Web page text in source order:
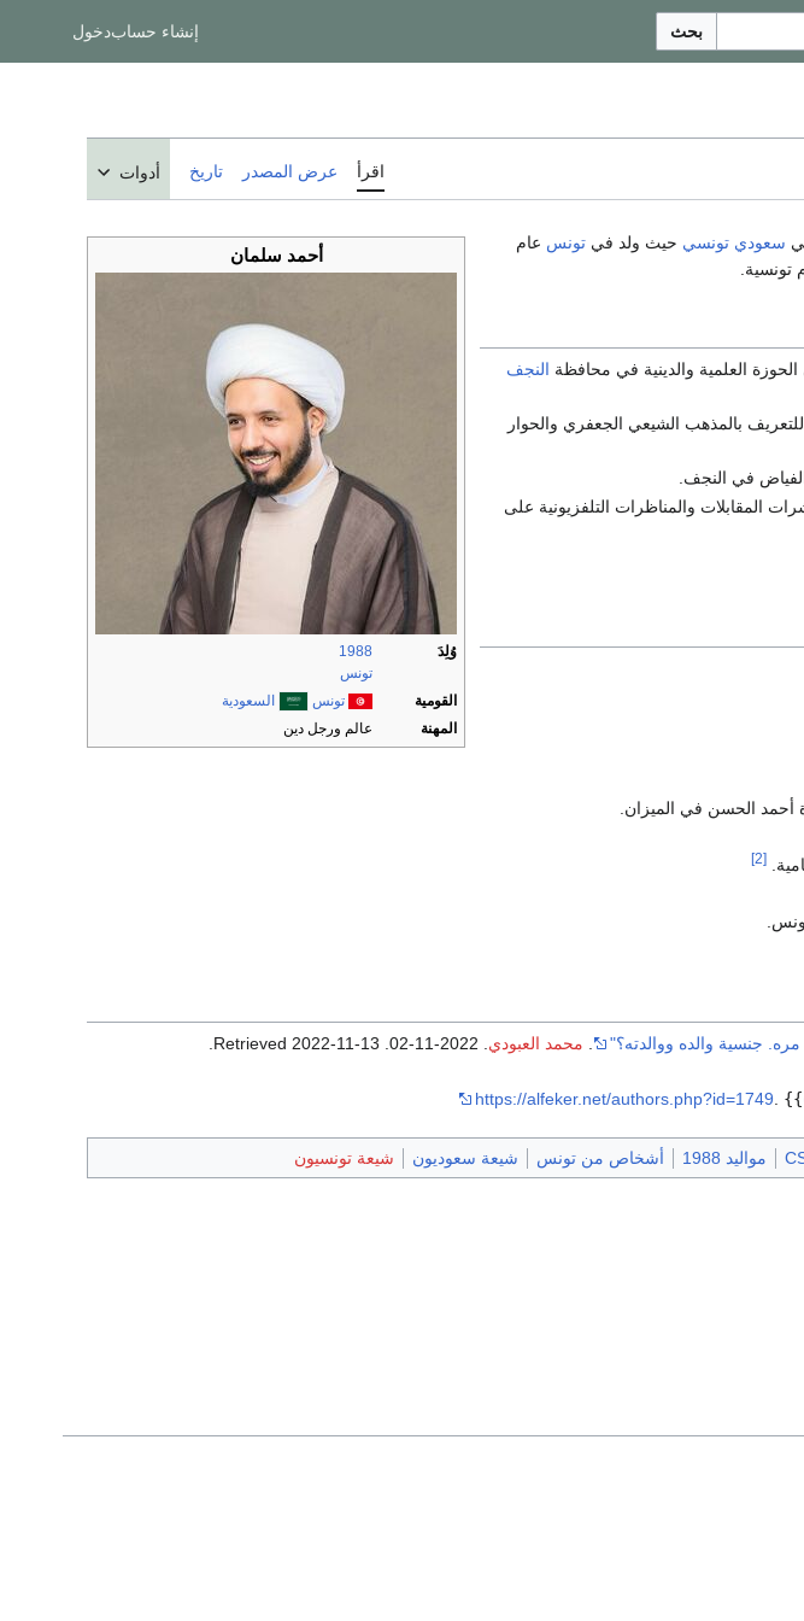
بحث إنشاء حسابدخول
اقرأ عرض المصدر تاريخ أدوات
أحمد سلمان
وُلِدَ
1988
تونس
القومية
تونس
السعودية
المهنة
عالم ورجل دين
سعودي تونسي حيث ولد في تونس عام
تونسية.
العلمية والدينية في محافظة النجف
للتعريف بالمذهب الشيعي الجعفري والحوار
الفياض في النجف.
المقابلات والمناظرات التلفزيونية على
أحمد الحسن في الميزان.
[2]
جنسية والده ووالدته؟" محمد العبودي . Retrieved
2022-11-13
https://alfeker.net/authors.php?id=1749. {{
مواليد 1988 أشخاص من تونس شيعة سعوديون شيعة تونسيون